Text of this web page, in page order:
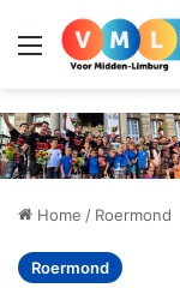
Menu
Home / Roermond
Roermond